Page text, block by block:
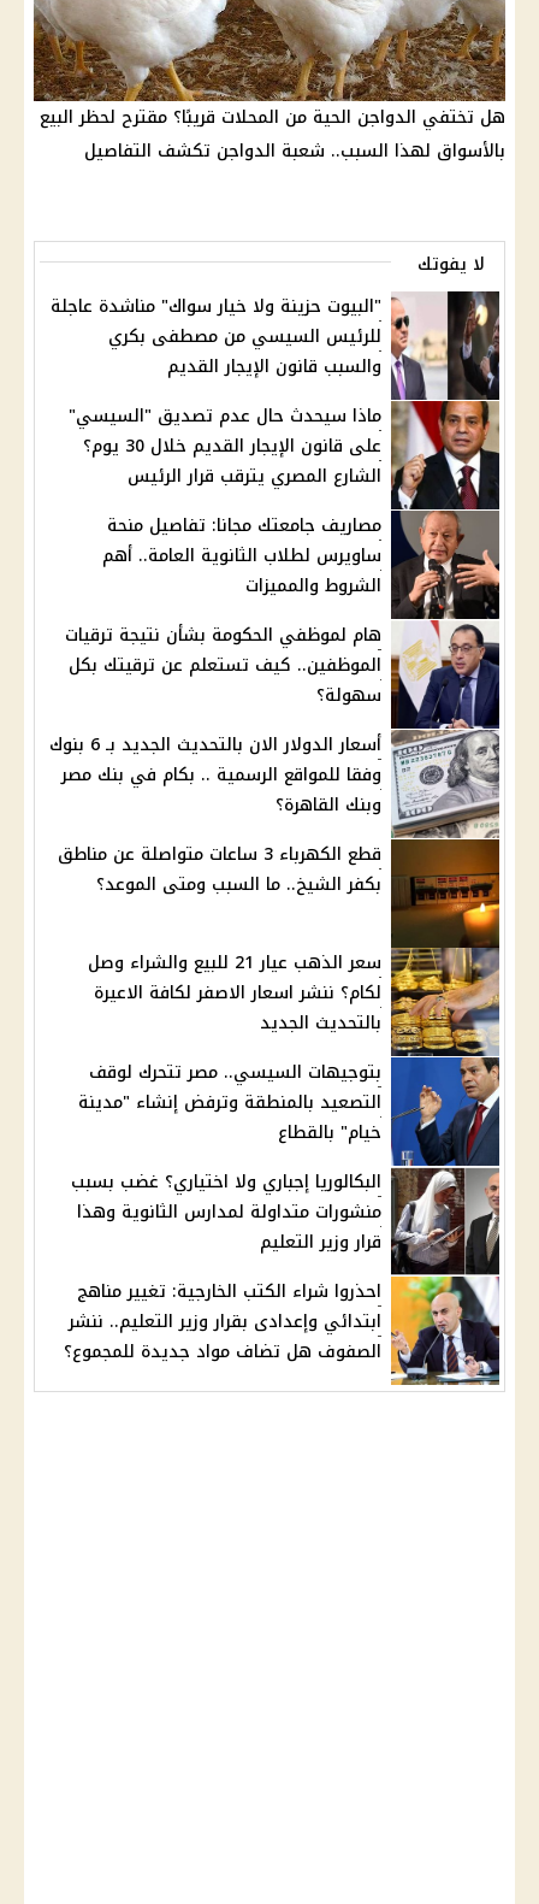
هل تختفي الدواجن الحية من المحلات قريبًا؟ مقترح لحظر البيع
بالأسواق لهذا السبب.. شعبة الدواجن تكشف التفاصيل
لا يفوتك
"البيوت حزينة ولا خيار سواك" مناشدة عاجلة
للرئيس السيسي من مصطفى بكري
والسبب قانون الإيجار القديم
ماذا سيحدث حال عدم تصديق "السيسي"
على قانون الإيجار القديم خلال 30 يوم؟
الشارع المصري يترقب قرار الرئيس
مصاريف جامعتك مجانا: تفاصيل منحة
ساويرس لطلاب الثانوية العامة.. أهم
الشروط والمميزات
هام لموظفي الحكومة بشأن نتيجة ترقيات
الموظفين.. كيف تستعلم عن ترقيتك بكل
سهولة؟
أسعار الدولار الان بالتحديث الجديد بـ 6 بنوك
وفقا للمواقع الرسمية .. بكام في بنك مصر
وبنك القاهرة؟
قطع الكهرباء 3 ساعات متواصلة عن مناطق
بكفر الشيخ.. ما السبب ومتى الموعد؟
سعر الذهب عيار 21 للبيع والشراء وصل
لكام؟ ننشر اسعار الاصفر لكافة الاعيرة
بالتحديث الجديد
بتوجيهات السيسي.. مصر تتحرك لوقف
التصعيد بالمنطقة وترفض إنشاء "مدينة
خيام" بالقطاع
البكالوريا إجباري ولا اختياري؟ غضب بسبب
منشورات متداولة لمدارس الثانوية وهذا
قرار وزير التعليم
احذروا شراء الكتب الخارجية: تغيير مناهج
ابتدائي وإعدادى بقرار وزير التعليم.. ننشر
الصفوف هل تضاف مواد جديدة للمجموع؟